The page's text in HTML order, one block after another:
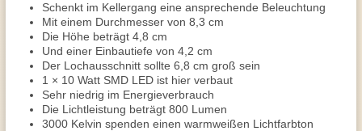
Schenkt im Kellergang eine ansprechende Beleuchtung
Mit einem Durchmesser von 8,3 cm
Die Höhe beträgt 4,8 cm
Und einer Einbautiefe von 4,2 cm
Der Lochausschnitt sollte 6,8 cm groß sein
1 × 10 Watt SMD LED ist hier verbaut
Sehr niedrig im Energieverbrauch
Die Lichtleistung beträgt 800 Lumen
3000 Kelvin spenden einen warmweißen Lichtfarbton